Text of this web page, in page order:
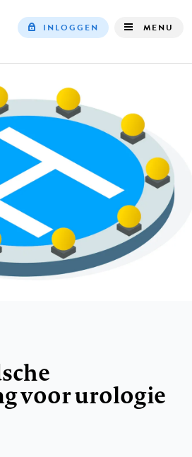
INLOGGEN MENU
voor urologie